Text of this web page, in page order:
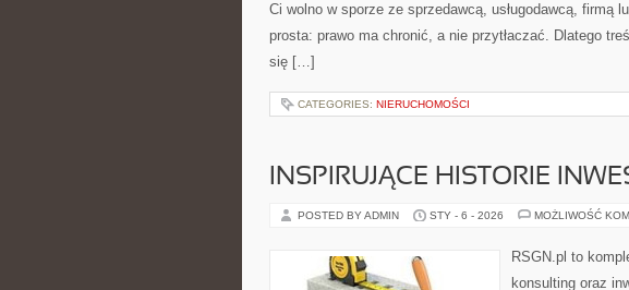
Ci wolno w sporze ze sprzedawcą, usługodawcą, firmą
prosta: prawo ma chronić, a nie przytłaczać. Dlatego
się […]
CATEGORIES: NIERUCHOMOŚCI
INSPIRUJĄCE HISTORIE
POSTED BY ADMIN STY - 6 - 2026 MOŻLIWOŚĆ
RSGN.pl to
konsulting oraz